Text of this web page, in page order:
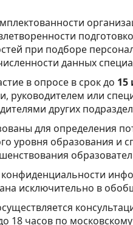
при подборе
данных
в опросе в срок до 15
руководителем или
других
для определения
уровня образования и
исключительно в
18 часов по